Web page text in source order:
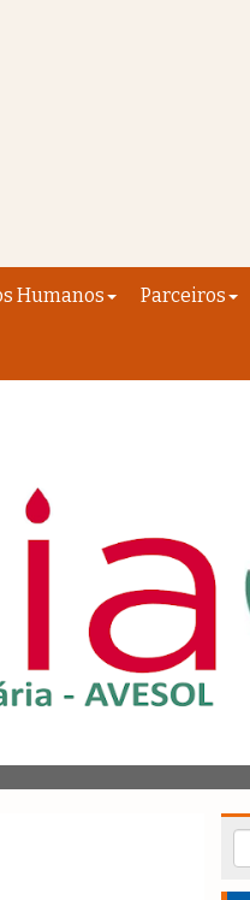
Humanos Parceiros